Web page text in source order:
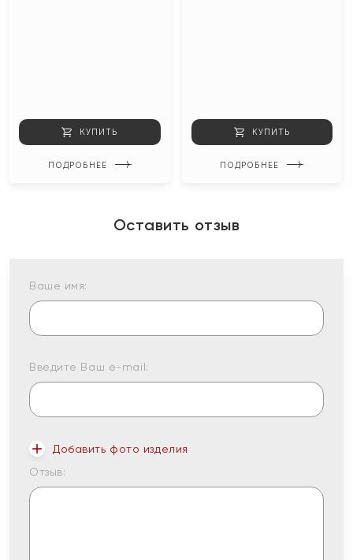
КУПИТЬ
ПОДРОБНЕЕ
КУПИТЬ
ПОДРОБНЕЕ
Оставить отзыв
Ваше имя:
Введите Ваш e-mail:
Добавить фото изделия
Отзыв: